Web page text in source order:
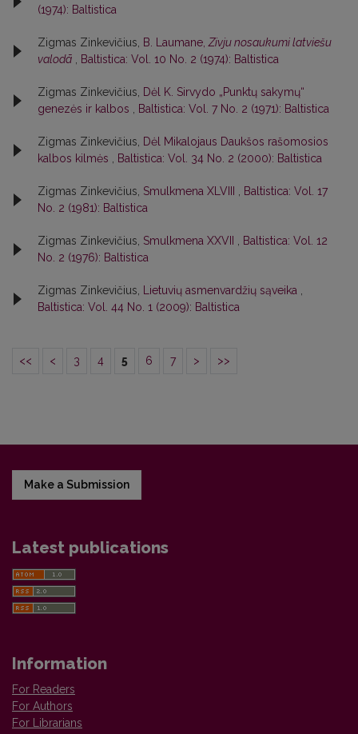
(1974): Baltistica
Zigmas Zinkevičius, B. Laumane, Zivju nosaukumi latviešu
valodā
Baltistica: Vol. 10 No. 2 (1974): Baltistica
Zigmas Zinkevičius,
Dėl K. Sirvydo „Punktų sakymų“
genezės ir kalbos
Baltistica: Vol. 7 No. 2 (1971): Baltistica
Zigmas Zinkevičius,
Dėl Mikalojaus Daukšos rašomosios
kalbos kilmės
Baltistica: Vol. 34 No. 2 (2000): Baltistica
Zigmas Zinkevičius, Smulkmena XLVIII
Baltistica: Vol. 17
No. 2 (1981): Baltistica
Zigmas Zinkevičius, Smulkmena XXVII
Baltistica: Vol. 12
No. 2 (1976): Baltistica
Zigmas Zinkevičius, Lietuvių asmenvardžių sąveika
Baltistica: Vol. 44 No. 1 (2009): Baltistica
<< < 3 4 5 6 7 > >>
Make a Submission
Latest publications
Information
For Readers
For Authors
For Librarians